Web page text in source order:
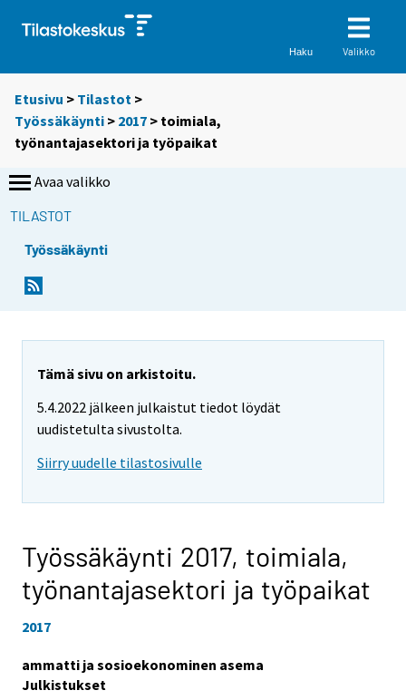
Haku Valikko
Etusivu > Tilastot >
Työssäkäynti > 2017 > toimiala,
työnantajasektori ja työpaikat
Avaa valikko
TILASTOT
Työssäkäynti
Tämä sivu on arkistoitu.
5.4.2022 jälkeen julkaistut tiedot löydät
uudistetulta sivustolta.
Siirry uudelle tilastosivulle
Työssäkäynti 2017, toimiala,
työnantajasektori ja työpaikat
2017
ammatti ja sosioekonominen asema
Julkistukset